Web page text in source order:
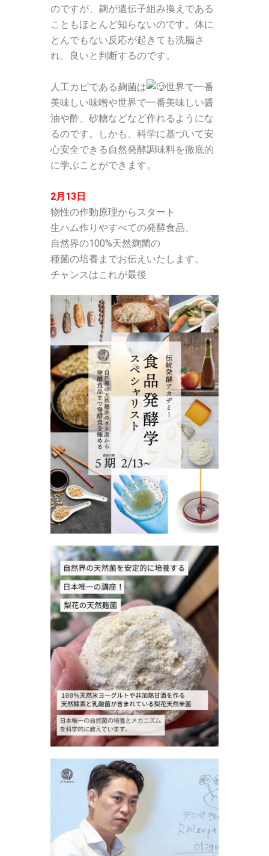
のですが、 麹が遺伝子組み換えである
こともほとんど知らないのです。 体に
とんでもない反応が起きても洗脳さ
れ、良いと判断するのです。
人工カビである麹菌は
世界で一番
美味しい味噌や世界で一番美味しい醤
油や酢、砂糖などなど作れるようにな
るのです。
しかも、科学に基づいて安
心安全できる自然発酵調味料を徹底的
に学ぶことができます。
2月13日
物性の作動原理からスタート
生ハム作りやすべての発酵食品、
自然界の100%天然麹菌の
種菌の培養までお伝えいたします。
チャンスはこれが最後